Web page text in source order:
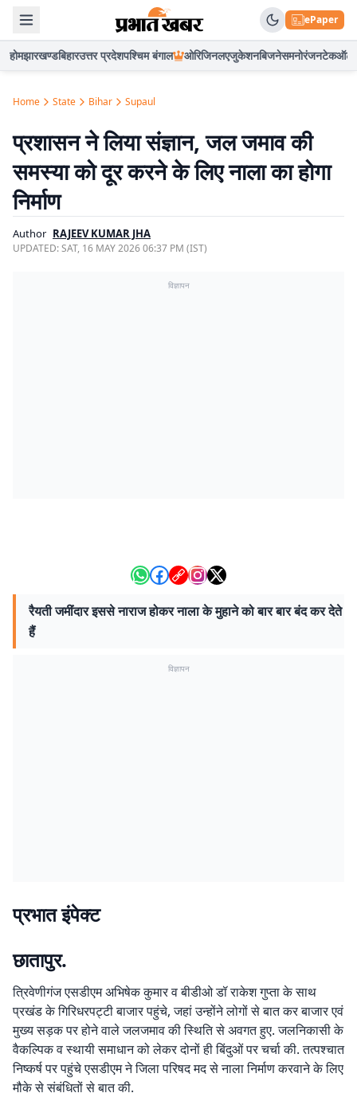
ePaper
होमझारखण्डबिहारउत्तर प्रदेशपश्चिम बंगाल ओरिजिनलएजुकेशनबिजनेसमनोरंजनटेकऑटो
Home State Bihar Supaul
प्रशासन ने लिया संज्ञान, जल जमाव की
समस्या को दूर करने के लिए नाला का होगा
निर्माण
Author RAJEEV KUMAR JHA
UPDATED:SAT, 16 MAY 2026 06:37 PM (IST)
विज्ञापन
रैयती जमींदार इससे नाराज होकर नाला के मुहाने को बार बार बंद कर देते
हैं
विज्ञापन
प्रभात इंपेक्ट
छातापुर.
त्रिवेणीगंज एसडीएम अभिषेक कुमार व बीडीओ डॉ राकेश गुप्ता के साथ
प्रखंड के गिरिधरपट्टी बाजार पहुंचे, जहां उन्होंने लोगों से बात कर बाजार एवं
मुख्य सड़क पर होने वाले जलजमाव की स्थिति से अवगत हुए. जलनिकासी के
वैकल्पिक व स्थायी समाधान को लेकर दोनों ही बिंदुओं पर चर्चा की. तत्पश्चात
निष्कर्ष पर पहुंचे एसडीएम ने जिला परिषद मद से नाला निर्माण करवाने के लिए
मौके से संबंधितों से बात की.